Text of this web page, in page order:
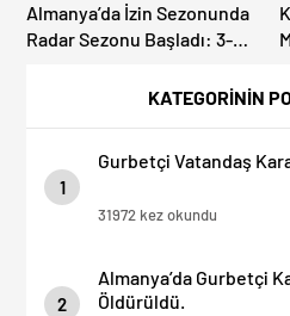
KATEGORİNİN
1
Gurbetçi Vatandaş
31972 kez okundu
2
Almanya’da Gurbetçi
Öldürüldü.
Almanya’da İzin Sezonunda
Radar Sezonu Başladı: 3-9
Denetimi Yapılacak!